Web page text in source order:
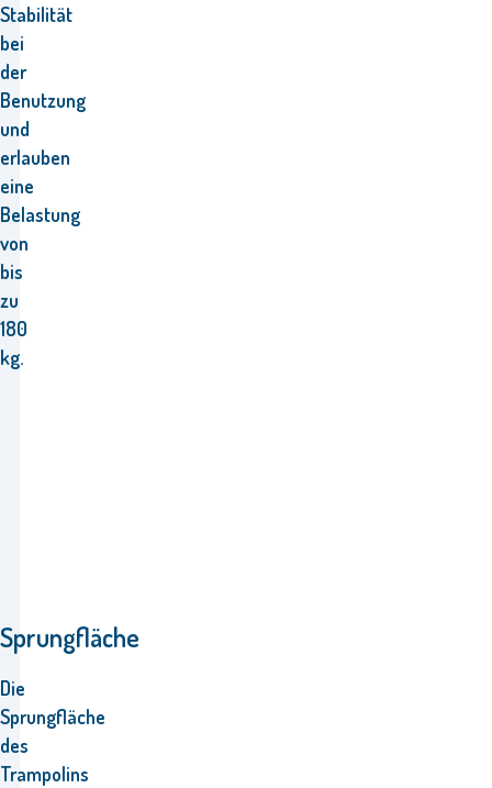
Stabilität
bei
der
Benutzung
und
erlauben
eine
Belastung
von
bis
zu
180
kg.
Sprungfläche
Die
Sprungfläche
des
Trampolins